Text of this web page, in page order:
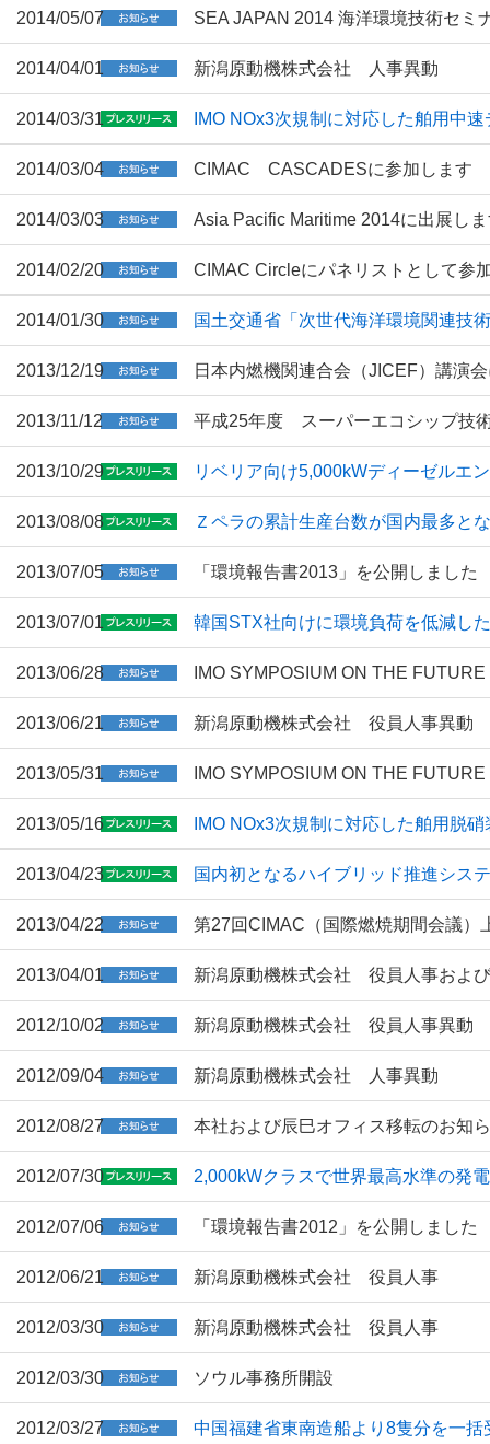
2014/05/07 SEA JAPAN 2014 海洋環境技術セミ
2014/04/01 新潟原動機株式会社 人事異動
2014/03/31 IMO NOx3次規制に対応した舶用中
2014/03/04 CIMAC CASCADESに参加します
2014/03/03 Asia Pacific Maritime 2014に出展し
2014/02/20 CIMAC Circleにパネリストとして参
2014/01/30 国土交通省「次世代海洋環境関連技
2013/12/19 日本内燃機関連合会（JICEF）講演
2013/11/12 平成25年度 スーパーエコシップ技
2013/10/29 リベリア向け5,000kWディーゼルエ
2013/08/08 Ｚペラの累計生産台数が国内最多と
2013/07/05 「環境報告書2013」を公開しました
2013/07/01 韓国STX社向けに環境負荷を低減し
2013/06/28 IMO SYMPOSIUM ON THE
2013/06/21 新潟原動機株式会社 役員人事異動
2013/05/31 IMO SYMPOSIUM ON THE
2013/05/16 IMO NOx3次規制に対応した舶用脱
2013/04/23 国内初となるハイブリッド推進シス
2013/04/22 第27回CIMAC（国際燃焼期間会議）
2013/04/01 新潟原動機株式会社 役員人事およ
2012/10/02 新潟原動機株式会社 役員人事異動
2012/09/04 新潟原動機株式会社 人事異動
2012/08/27 本社および辰巳オフィス移転のお知
2012/07/30 2,000kWクラスで世界最高水準の発
2012/07/06 「環境報告書2012」を公開しました
2012/06/21 新潟原動機株式会社 役員人事
2012/03/30 新潟原動機株式会社 役員人事
2012/03/30 ソウル事務所開設
2012/03/27 中国福建省東南造船より8隻分を一括